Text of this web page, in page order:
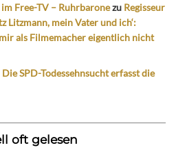
Free-TV – Ruhrbaronezu Regisseur
Litzmann, mein Vater und ich‘:
mir als Filmemacher eigentlich nicht
Die SPD-Todessehnsucht erfasst die
oft gelesen